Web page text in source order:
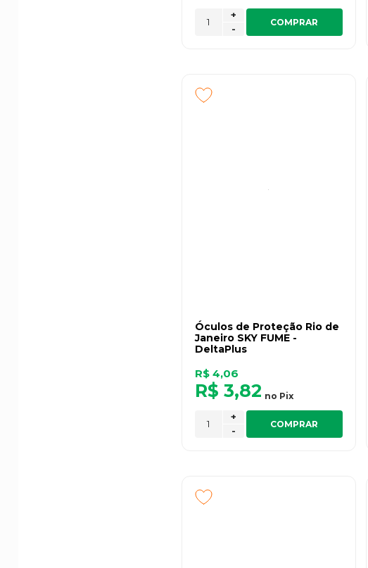
-
+
COMPRAR
Óculos de Proteção Rio de
Janeiro SKY FUME -
DeltaPlus
R$ 4,06
R$ 3,82 no Pix
-
+
COMPRAR